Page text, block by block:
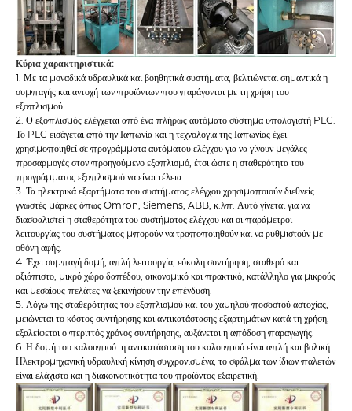
Κύρια χαρακτηριστικά:
1. Με τα μοναδικά υδραυλικά και βοηθητικά συστήματα, βελτιώνεται σημαντικά η
συμπαγής και αντοχή των προϊόντων που παράγονται με τη χρήση του
εξοπλισμού.
2. Ο εξοπλισμός ελέγχεται από ένα πλήρως αυτόματο σύστημα υπολογιστή PLC.
Το PLC εισάγεται από την Ιαπωνία και η τεχνολογία της Ιαπωνίας έχει
χρησιμοποιηθεί σε προγράμματα αυτόματου ελέγχου για να γίνουν μεγάλες
προσαρμογές στον προηγούμενο εξοπλισμό, έτσι ώστε η σταθερότητα του
προγράμματος εξοπλισμού να είναι τέλεια.
3. Τα ηλεκτρικά εξαρτήματα του συστήματος ελέγχου χρησιμοποιούν διεθνείς
γνωστές μάρκες όπως Omron, Siemens, ABB, κ.λπ. Αυτό γίνεται για να
διασφαλιστεί η σταθερότητα του συστήματος ελέγχου και οι παράμετροι
λειτουργίας του συστήματος μπορούν να τροποποιηθούν και να ρυθμιστούν με
οθόνη αφής.
4. Έχει συμπαγή δομή, απλή λειτουργία, εύκολη συντήρηση, σταθερό και
αξιόπιστο, μικρό χώρο δαπέδου, οικονομικό και πρακτικό, κατάλληλο για μικρούς
και μεσαίους πελάτες να ξεκινήσουν την επένδυση.
5. Λόγω της σταθερότητας του εξοπλισμού και του χαμηλού ποσοστού αστοχίας,
μειώνεται το κόστος συντήρησης και αντικατάστασης εξαρτημάτων κατά τη χρήση,
εξαλείφεται ο περιττός χρόνος συντήρησης, αυξάνεται η απόδοση παραγωγής.
6. Η δομή του καλουπιού: η αντικατάσταση του καλουπιού είναι απλή και βολική.
Ηλεκτρομηχανική υδραυλική κίνηση συγχρονισμένα, το σφάλμα των ίδιων παλετών
είναι ελάχιστο και η διακοινοτικότητα του προϊόντος εξαιρετική.